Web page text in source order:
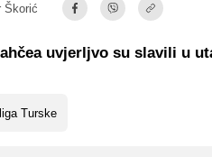
Škorić
Turske
uvjerljvo su slavili u